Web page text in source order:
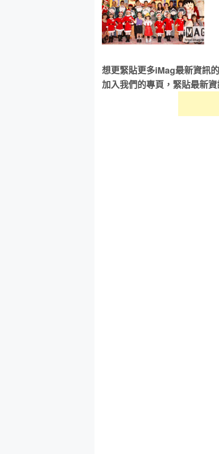
想更緊貼更多iMag最新資訊
加入我們的專頁，緊貼最新資